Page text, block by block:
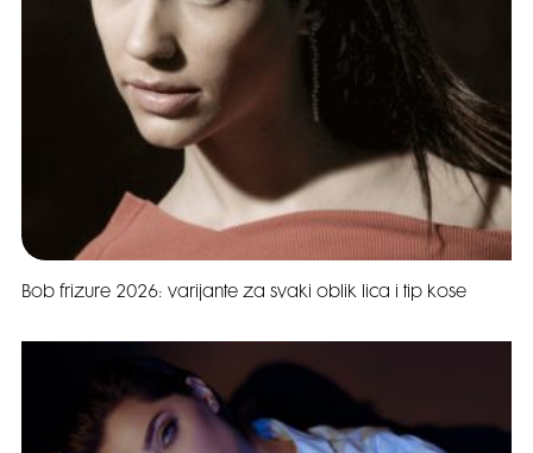
Bob frizure 2026: varijante za svaki oblik lica i tip kose